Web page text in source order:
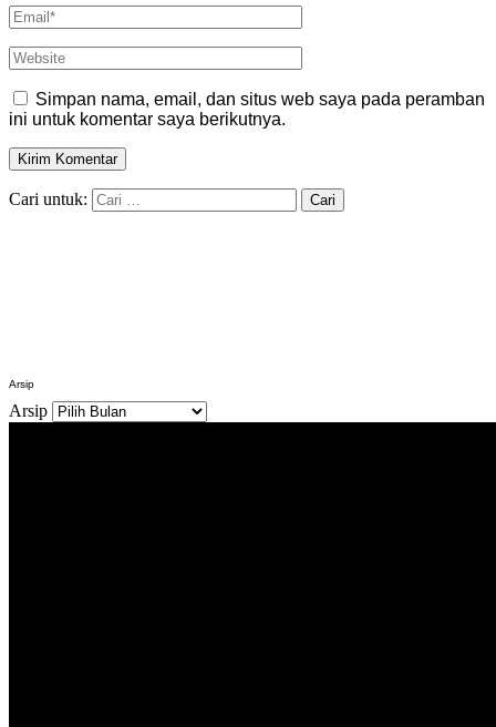
Simpan nama, email, dan situs web saya pada peramban
ini untuk komentar saya berikutnya.
Cari untuk:
Arsip
Arsip